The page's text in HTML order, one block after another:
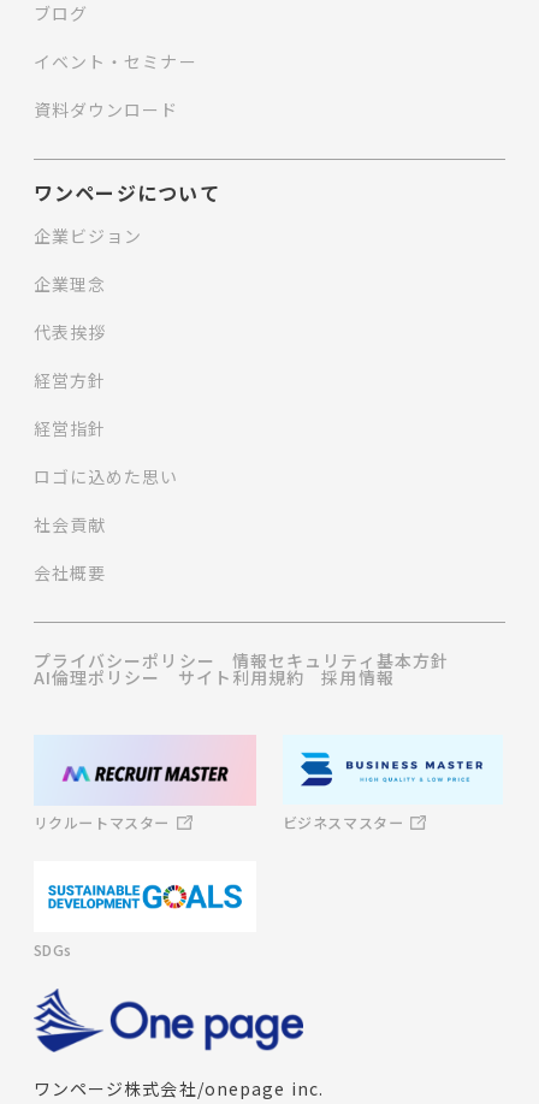
ブログ
イベント・セミナー
資料ダウンロード
ワンページについて
企業ビジョン
企業理念
代表挨拶
経営方針
経営指針
ロゴに込めた思い
社会貢献
会社概要
プライバシーポリシー 情報セキュリティ基本方針
AI倫理ポリシー サイト利用規約 採用情報
ワンページ株式会社/onepage inc.
リクルートマスター ビジネスマスター
SDGs